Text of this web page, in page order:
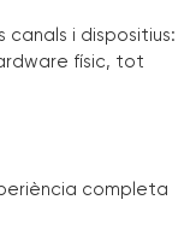
canals i dispositius:
físic, tot
completa